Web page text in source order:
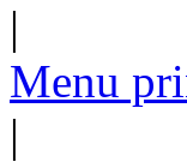
|
Menu
|